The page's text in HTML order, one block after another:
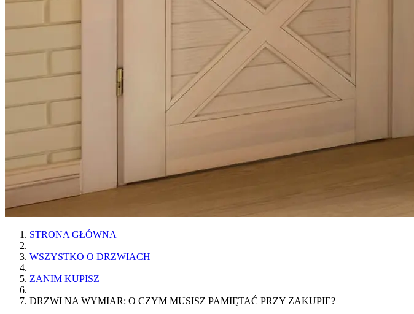
STRONA GŁÓWNA
WSZYSTKO O DRZWIACH
ZANIM KUPISZ
DRZWI NA WYMIAR: O CZYM MUSISZ PAMIĘTAĆ PRZY ZAKUPIE?